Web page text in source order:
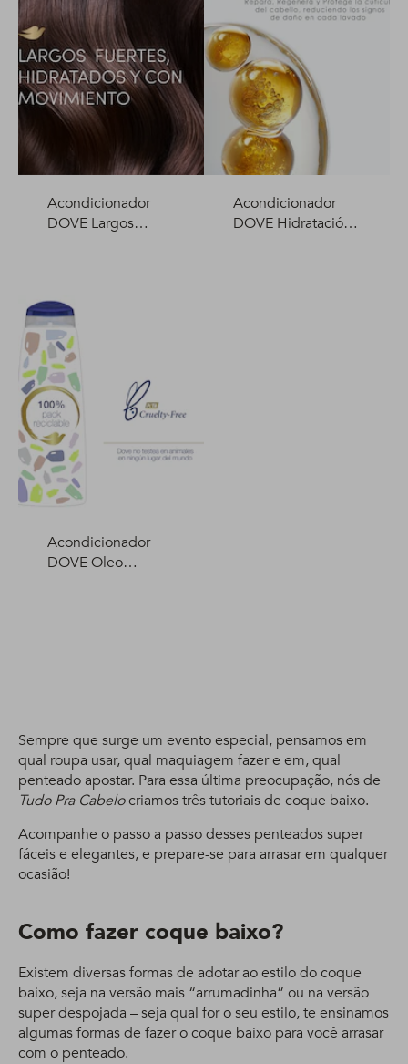
Acondicionador
DOVE Largos
Acondicionador
DOVE Hidratación
Acondicionador
DOVE Oleo
Sempre que surge um evento especial, pensamos em
qual roupa usar, qual maquiagem fazer e em, qual
penteado apostar. Para essa última preocupação, nós de
Tudo Pra Cabelocriamos três tutoriais de coque baixo.
Acompanhe o passo a passo desses penteados super
fáceis e elegantes, e prepare-se para arrasar em qualquer
ocasião!
Como fazer coque baixo?
Existem diversas formas de adotar ao estilo do coque
baixo, seja na versão mais “arrumadinha” ou na versão
super despojada – seja qual for o seu estilo, te ensinamos
algumas formas de fazer o coque baixo para você arrasar
com o penteado.